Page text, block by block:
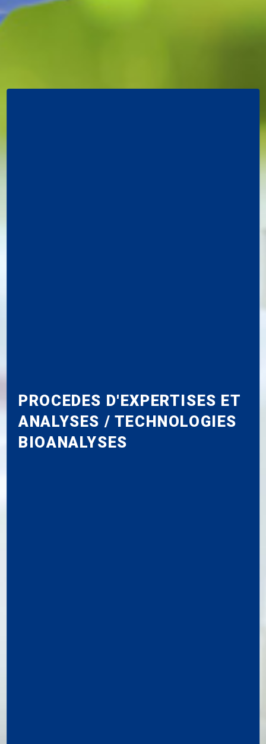
PROCEDES D'EXPERTISES ET
ANALYSES / TECHNOLOGIES
BIOANALYSES